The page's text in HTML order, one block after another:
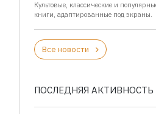
Культовые, классические и
книги, адаптированные под экраны.
Все новости
ПОСЛЕДНЯЯ АКТИВНОСТЬ